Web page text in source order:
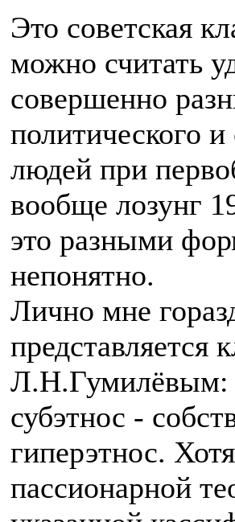
Это советская
можно считать
совершенно
политического
людей при
вообще лозунг
это разными
непонятно.
Лично мне
представляется
Л.Н.Гумилёвым:
субэтнос -
гиперэтнос.
пассионарной